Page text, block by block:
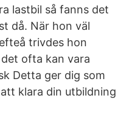
lastbil så fanns det
då. När hon väl
trivdes hon
ofta kan vara
Detta ger dig som
klara din utbildning